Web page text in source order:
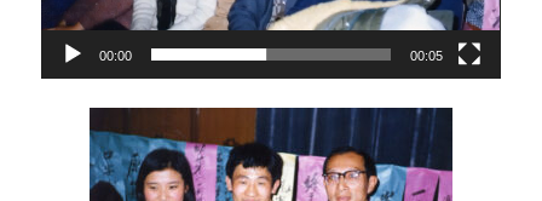
00:00 00:05